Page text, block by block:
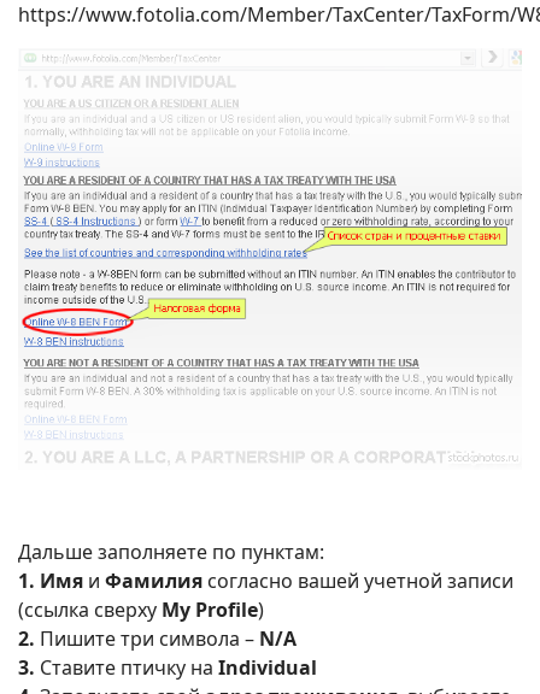
https://www.fotolia.com/Member/TaxCenter/TaxForm/
Дальше заполняете по пунктам:
1. Имя и Фамилия согласно вашей учетной записи
(ссылка сверху My Profile)
2. Пишите три символа – N/A
3. Ставите птичку на Individual